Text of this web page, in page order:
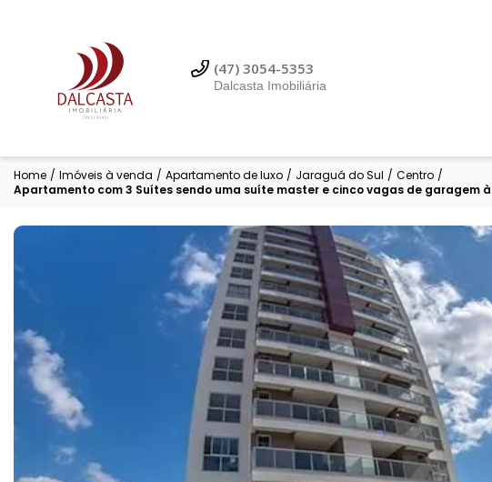
(47) 99614-3353
Dalcasta Imobiliária
Home / Imóveis à venda / Apartamento de luxo / Jaraguá do Sul / Centro /
Apartamento com 3 Suítes sendo uma suíte master e cinco vagas de garagem à